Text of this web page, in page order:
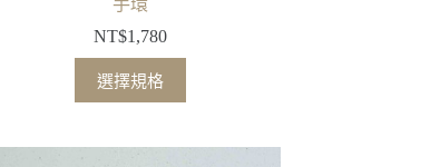
NT$1,780
選擇規格
此
產
有